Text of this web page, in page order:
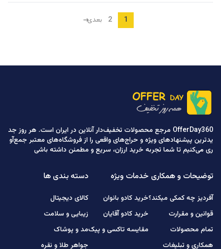
1
2 بعدی
OfferDay360 مرجع محصولات تخفیف‌دار آنلاین در ایران است. هر روز جد
یدترین پیشنهادهای ویژه و حراج‌های واقعی را از فروشگاه‌های معتبر جمع‌آو
ری می‌کنیم تا شما تجربه خرید ارزان، سریع و مطمئن داشته باشی
توضیحات و همکاری
آفردیز چه کمکی میکند؟
قوانین و مقرارت
تمام محصولات
همکاری و تبلیغات
خدمات ویژه
خرید کادو بانوان
خرید کادو آقایان
مقایسه تاکسی و پیک
دسته بندی ها
کالای دیجیتال
زیبایی و سلامت
مد و پوشاک
جواهر طلا و نقره